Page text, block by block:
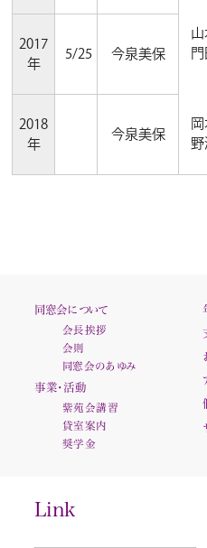
2017
年
5/25 今泉美保
2018
年
今泉美保
同窓会について
会長挨拶
会則
同窓会のあゆみ
事業・活動
紫苑会講習
貸室案内
奨学金
Link